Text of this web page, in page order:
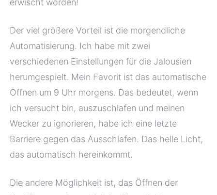
erwischt worden!
Der viel größere Vorteil ist die morgendliche
Automatisierung. Ich habe mit zwei
verschiedenen Einstellungen für die Jalousien
herumgespielt. Mein Favorit ist das automatische
Öffnen um 9 Uhr morgens. Das bedeutet, wenn
ich versucht bin, auszuschlafen und meinen
Wecker zu ignorieren, habe ich eine letzte
Barriere gegen das Ausschlafen. Das helle Licht,
das automatisch hereinkommt.
Die andere Möglichkeit ist, das Öffnen der